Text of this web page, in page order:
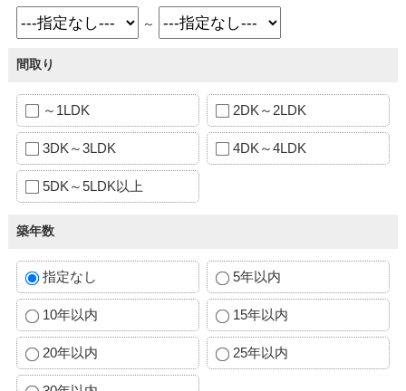
～
間取り
～1LDK 2DK～2LDK
3DK～3LDK 4DK～4LDK
5DK～5LDK以上
築年数
指定なし 5年以内
10年以内 15年以内
20年以内 25年以内